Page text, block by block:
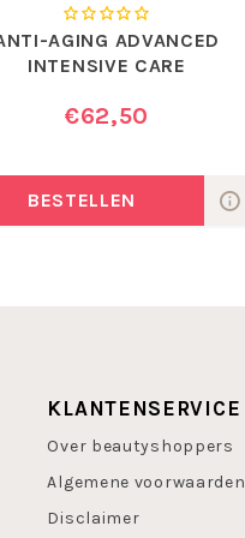
Night Care !
AGING ADVANCED
INTENSIVE CARE
€62,50
BESTELLEN
KLANTENSERVICE
Over beautyshoppers
Algemene voorwaarden
Disclaimer